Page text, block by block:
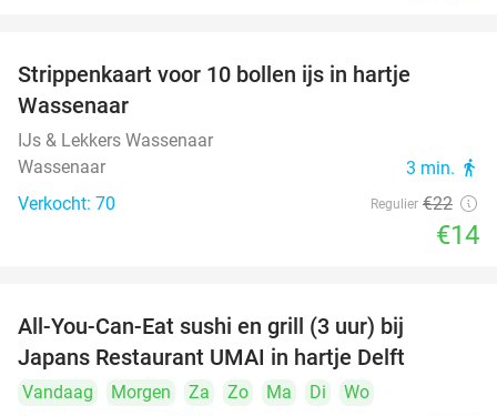
Strippenkaart voor 10 bollen ijs in hartje
Wassenaar
IJs & Lekkers Wassenaar
Wassenaar
3 min. directions_walk
Verkocht: 70 Regulier €22
€14
All-You-Can-Eat sushi en grill (3 uur) bij
Japans Restaurant UMAI in hartje Delft
Vandaag Morgen Za Zo Ma Di
Wo